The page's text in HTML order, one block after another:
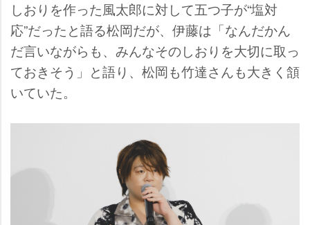
しおりを作った風太郎に対して五つ子が“塩対
応”だったと語る松岡だが、伊藤は「なんだかん
だ言いながらも、みんなそのしおりを大切に取っ
ておきそう」と語り、松岡も竹達さんも大きく頷
いていた。